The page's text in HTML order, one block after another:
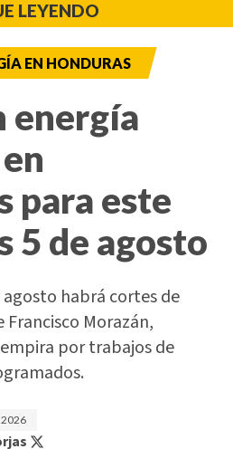
LEYENDO
EN HONDURAS
energía
para este
5 de agosto
habrá cortes de
Francisco Morazán,
por trabajos de
2026